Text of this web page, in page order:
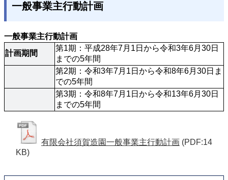
一般事業主行動計画
一般事業主行動計画
計画期間
第1期：平成28年7月1日から令和3年6月30日
までの5年間
第2期：令和3年7月1日から令和8年6月30日ま
での5年間
第3期：令和8年7月1日から令和13年6月30日
までの5年間
有限会社須賀造園一般事業主行動計画 (PDF:14
KB)